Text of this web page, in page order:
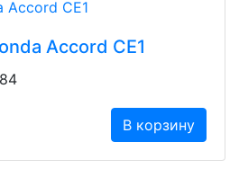
Accord CE1
В корзину